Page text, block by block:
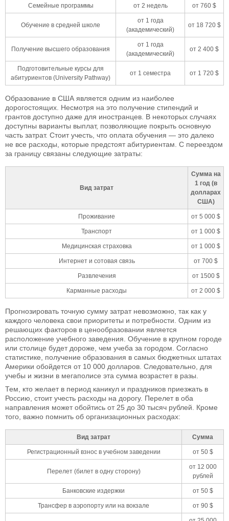
Семейные программы от 2 недель от 760 $
Обучение в средней школе
от 1 года
(академический)
от 18 720 $
Получение высшего образования
от 1 года
(академический)
от 2 400 $
Подготовительные курсы для
абитуриентов (University Pathway)
от 1 семестра от 1 720 $
Образование в США является одним из наиболее
дорогостоящих. Несмотря на это получение стипендий и
грантов доступно даже для иностранцев. В некоторых случаях
доступны варианты выплат, позволяющие покрыть основную
часть затрат. Стоит учесть, что оплата обучения — это далеко
не все расходы, которые предстоят абитуриентам. С переездом
за границу связаны следующие затраты:
Вид затрат
Сумма на
1 год (в
долларах
США)
Проживание от 5 000 $
Транспорт от 1 000 $
Медицинская страховка от 1 000 $
Интернет и сотовая связь от 700 $
Развлечения от 1500 $
Карманные расходы от 2 000 $
Прогнозировать точную сумму затрат невозможно, так как у
каждого человека свои приоритеты и потребности. Одним из
решающих факторов в ценообразовании является
расположение учебного заведения. Обучение в крупном городе
или столице будет дороже, чем учеба за городом. Согласно
статистике, получение образования в самых бюджетных штатах
Америки обойдется от 10 000 долларов. Следовательно, для
учебы и жизни в мегаполисе эта сумма возрастет в разы.
Тем, кто желает в период каникул и праздников приезжать в
Россию, стоит учесть расходы на дорогу. Перелет в оба
направления может обойтись от 25 до 30 тысяч рублей. Кроме
того, важно помнить об организационных расходах:
Вид затрат Сумма
Регистрационный взнос в учебном заведении от 50 $
Перелет (билет в одну сторону)
от 12 000
рублей
Банковские издержки от 50 $
Трансфер в аэропорту или на вокзале от 90 $